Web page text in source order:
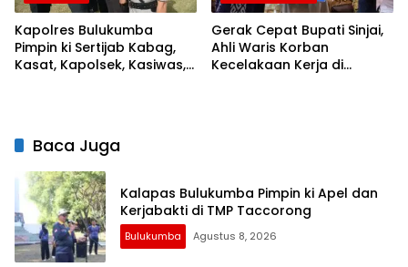
Kapolres Bulukumba
Pimpin ki Sertijab Kabag,
Kasat, Kapolsek, Kasiwas,
Gerak Cepat Bupati Sinjai,
Ahli Waris Korban
Kecelakaan Kerja di
Baca Juga
Kalapas Bulukumba Pimpin ki Apel dan
Kerjabakti di TMP Taccorong
Bulukumba Agustus 8, 2026